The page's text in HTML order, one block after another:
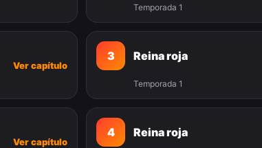
Temporada 1
Ver capítulo
3 Reina roja
Temporada 1
Ver capítulo
4 Reina roja